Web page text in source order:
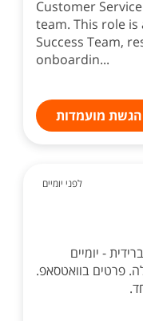
Customer
team. This role
Success Team,
onboardin...
הגשת מועמדות
לפני יומיים
- יומיים
פרטים בוואטסאפ.